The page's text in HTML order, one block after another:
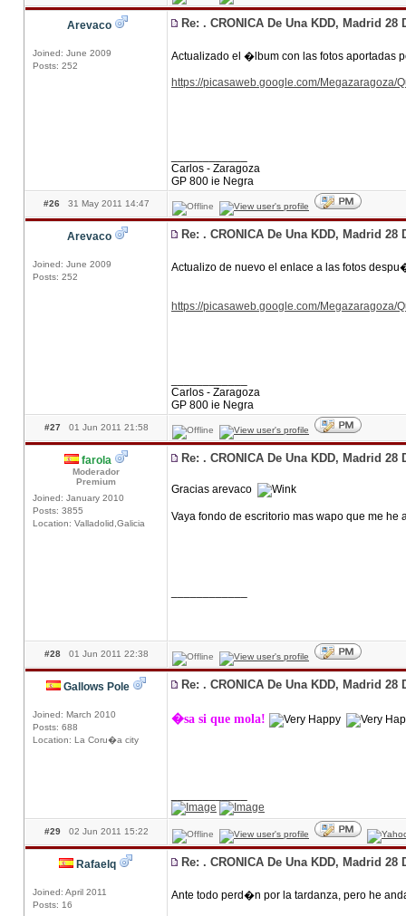
Arevaco
Joined: June 2009
Posts: 252
Re: . CRONICA De Una KDD, Madrid 28
Actualizado el �lbum con las fotos aportadas
https://picasaweb.google.com/Megazaragoza/
Carlos - Zaragoza
GP 800 ie Negra
#26 31 May 2011 14:47
Arevaco
Joined: June 2009
Posts: 252
Re: . CRONICA De Una KDD, Madrid 28
Actualizo de nuevo el enlace a las fotos
https://picasaweb.google.com/Megazaragoza/
Carlos - Zaragoza
GP 800 ie Negra
#27 01 Jun 2011 21:58
farola
Moderador
Premium
Joined: January 2010
Posts: 3855
Location: Valladolid,Galicia
Re: . CRONICA De Una KDD, Madrid 28
Gracias arevaco
Vaya fondo de escritorio mas wapo que me
#28 01 Jun 2011 22:38
Gallows Pole
Joined: March 2010
Posts: 688
Location: La Coru�a city
Re: . CRONICA De Una KDD, Madrid 28
�sa si que mola!
#29 02 Jun 2011 15:22
Rafaelq
Joined: April 2011
Posts: 16
Re: . CRONICA De Una KDD, Madrid 28
Ante todo perd�n por la tardanza, pero he